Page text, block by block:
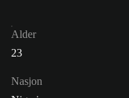
Alder
23
Nasjon